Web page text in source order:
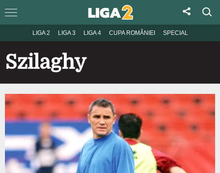
LIGA 2 LIGA 3 LIGA 4 CUPA ROMÂNIEI SPECIAL
Szilaghy